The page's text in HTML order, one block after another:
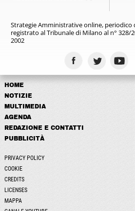
Strategie Amministrative online, periodico
registratoal Tribunale di Milano al n° 328/
2002
HOME
NOTIZIE
MULTIMEDIA
AGENDA
REDAZIONE E CONTATTI
PUBBLICITÀ
PRIVACY POLICY
COOKIE
CREDITS
LICENSES
MAPPA